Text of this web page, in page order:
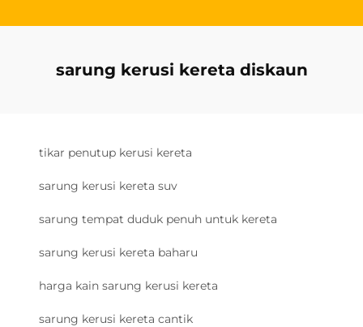
sarung kerusi kereta diskaun
tikar penutup kerusi kereta
sarung kerusi kereta suv
sarung tempat duduk penuh untuk kereta
sarung kerusi kereta baharu
harga kain sarung kerusi kereta
sarung kerusi kereta cantik